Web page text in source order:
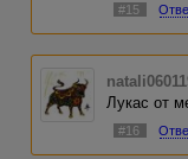
#15
Лукас от
#16